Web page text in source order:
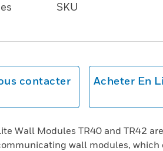
SKU
contacter Acheter En
Wall Modules TR40 and TR42
wall modules,